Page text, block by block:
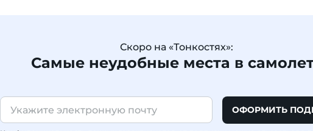
Скоро на «Тонкостях»:
Самые неудобные места в
ОФОРМИТЬ